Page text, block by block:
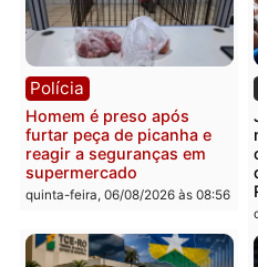
Polícia
Homem é esfaqueado no
tórax durante briga com
vizinho no bairro Ulysses
Guimarães
quinta-feira, 06/08/2026 às 09:24